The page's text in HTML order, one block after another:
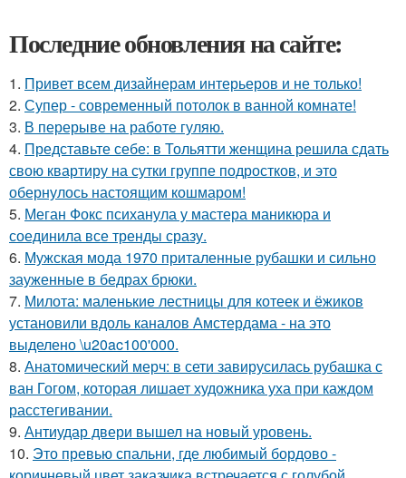
Последние обновления на сайте:
1. Привет всем дизайнерам интерьеров и не только!
2. Супер - современный потолок в ванной комнате!
3. В перерыве на работе гуляю.
4. Представьте себе: в Тольятти женщина решила сдать
свою квартиру на сутки группе подростков, и это
обернулось настоящим кошмаром!
5. Меган Фокс психанула у мастера маникюра и
соединила все тренды сразу.
6. Мужская мода 1970 приталенные рубашки и сильно
зауженные в бедрах брюки.
7. Милота: маленькие лестницы для котеек и ёжиков
установили вдоль каналов Амстердама - на это
выделено \u20ac100'000.
8. Анатомический мерч: в сети завирусилась рубашка с
ван Гогом, которая лишает художника уха при каждом
расстегивании.
9. Антиудар двери вышел на новый уровень.
10. Это превью спальни, где любимый бордово -